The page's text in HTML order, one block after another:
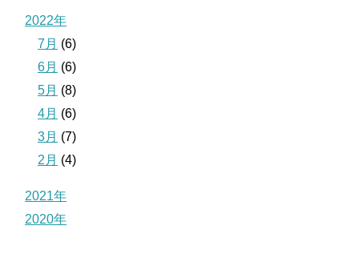
2022年
7月 (6)
6月 (6)
5月 (8)
4月 (6)
3月 (7)
2月 (4)
2021年
2020年